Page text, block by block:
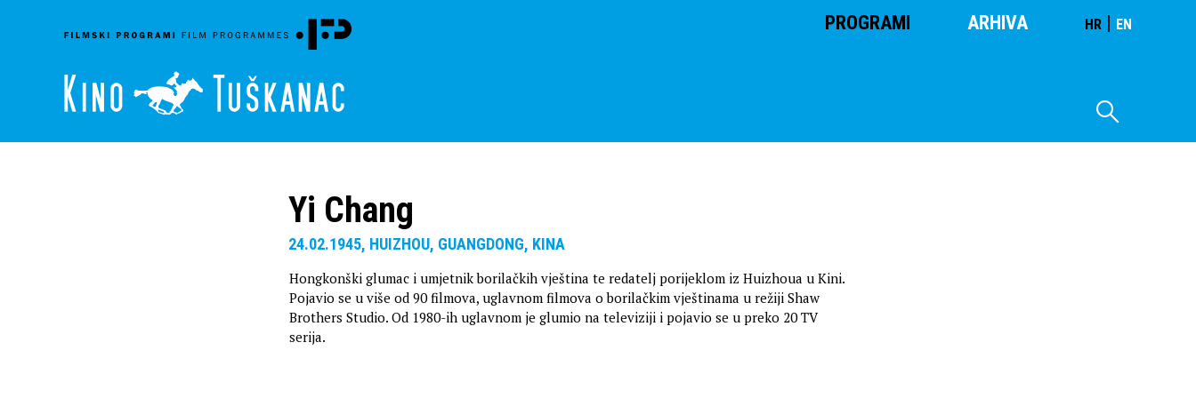
PROGRAMI ARHIVA HR | EN
Yi Chang
24.02.1945, HUIZHOU, GUANGDONG, KINA
Hongkonški glumac i umjetnik borilačkih vještina te redatelj porijeklom iz Huizhoua u Kini.
Pojavio se u više od 90 filmova, uglavnom filmova o borilačkim vještinama u režiji Shaw
Brothers Studio. Od 1980-ih uglavnom je glumio na televiziji i pojavio se u preko 20 TV
serija.